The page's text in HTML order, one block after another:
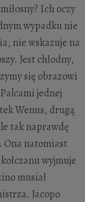
Ich oczy
wypadku nie
nie wskazuje na
Jest chłodny,
się obrazowi
jednej
Wenus, drugą
tak naprawdę
Ona natomiast
wyjmuje
musiał
Jacopo